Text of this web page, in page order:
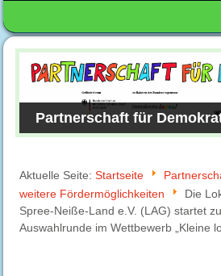
Partnerschaft für
Aktuelle Seite:Startseite
weitere Fördermöglichkeiten
Die
Spree-Neiße-Land e.V. (LAG) startet
Auswahlrunde im Wettbewerb „Kleine